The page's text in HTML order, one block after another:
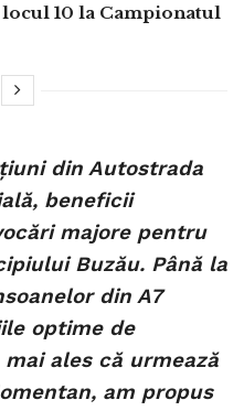
10 la Campionatul
din Autostrada
beneficii
majore pentru
Buzău. Până la
din A7
optime de
ales că urmează
am propus